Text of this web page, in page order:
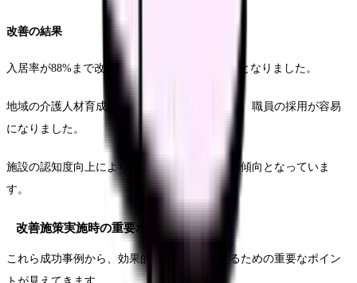
改善の結果
入居率が88%まで改善し、安定的な運営が可能となりました。
地域の介護人材育成拠点としての評価が高まり、職員の採用が容易
になりました。
施設の認知度向上により、入居相談件数が増加傾向となっていま
す。
改善施策実施時の重要ポイント
これら成功事例から、効果的な改善を実現するための重要なポイン